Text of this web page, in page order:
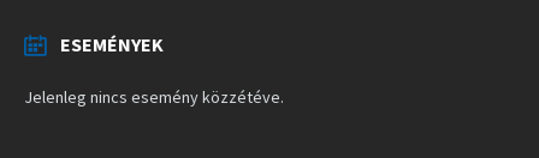
ESEMÉNYEK
Jelenleg nincs esemény közzétéve.